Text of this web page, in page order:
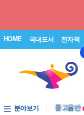
HOME 국내도서 전자책
분야보기
중고음반